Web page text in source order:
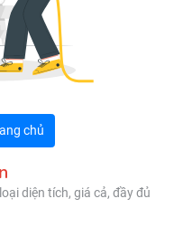
chủ
diện tích, giá cả, đầy đủ